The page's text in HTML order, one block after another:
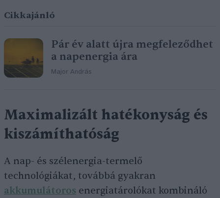
Cikkajánló
Pár év alatt újra megfeleződhet
a napenergia ára
Major András
Maximalizált hatékonyság és
kiszámíthatóság
A nap- és szélenergia-termelő
technológiákat, továbbá gyakran
akkumulátoros energiatárolókat kombináló